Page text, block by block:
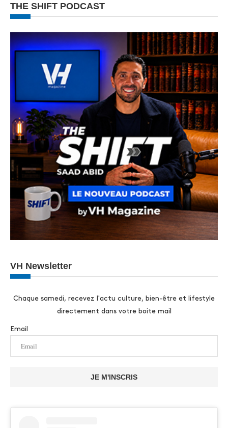
THE SHIFT PODCAST
VH Newsletter
Chaque samedi, recevez l'actu culture, bien-être et lifestyle
directement dans votre boite mail
Email
JE M'INSCRIS